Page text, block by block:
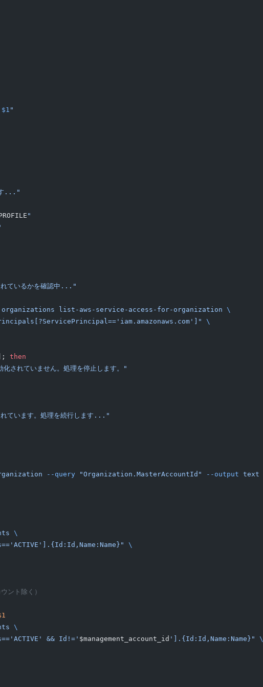
$1 "
す..."
"
れているかを確認中..."
organizations list-aws-service-access-for-organization \
\
then
されていません。処理を停止します。"
ています。処理を続行します..."
--query "Organization.MasterAccountId" --output text
\
\
ント除く）
\
&& Id!=' $management_account_id '].{Id:Id,Name:Name}"
\